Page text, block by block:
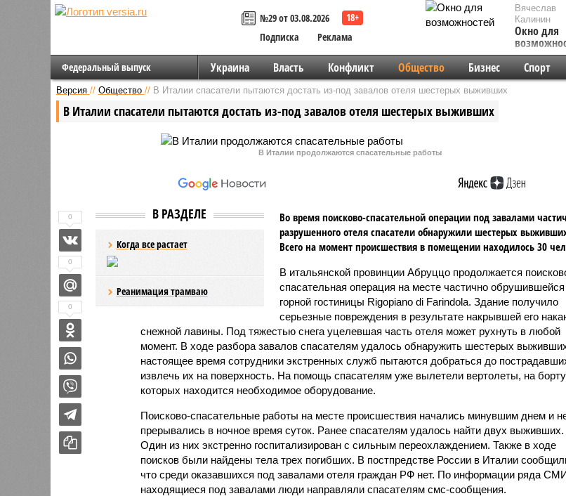
№29 от 03.08.2026
Подписка
Реклама
Вячеслав
Калинин
Окно для
Федеральный выпуск Украина Власть Конфликт Общество Бизнес Спорт
Версия // Общество // В Италии спасатели пытаются достать из-под завалов отеля шестерых выживших
В Италии спасатели пытаются достать из-под завалов отеля шестерых выживших
В Италии продолжаются спасательные работы
В РАЗДЕЛЕ
Когда все растает
Реанимация трамваю
Во время поисково-спасательной операции под завалами
разрушенного отеля спасатели обнаружили шестерых
Всего на момент происшествия в помещении находилось 30
В итальянской провинции Абруццо продолжается
спасательная операция на месте частично обрушившейся
горной гостиницы Rigopiano di Farindola. Здание получило
серьезные повреждения в результате накрывшей его
снежной лавины. Под тяжестью снега уцелевшая часть отеля может рухнуть в любой
момент. В ходе разбора завалов спасателям удалось обнаружить шестерых
настоящее время сотрудники экстренных служб пытаются добраться до
извлечь их на поверхность. На помощь спасателям уже вылетели вертолеты, на борту
которых находится необходимое оборудование.
Поисково-спасательные работы на месте происшествия начались минувшим днем и
прерывались в ночное время суток. Ранее спасателям удалось найти двух выживших.
Один из них экстренно госпитализирован с сильным переохлаждением. Также в ходе
поисков были найдены тела трех погибших. В постпредстве России в Италии
что среди оказавшихся под завалами отеля граждан РФ нет. По информации ряда
находящиеся под завалами люди направляли спасателям смс-сообщения.
0
0
0